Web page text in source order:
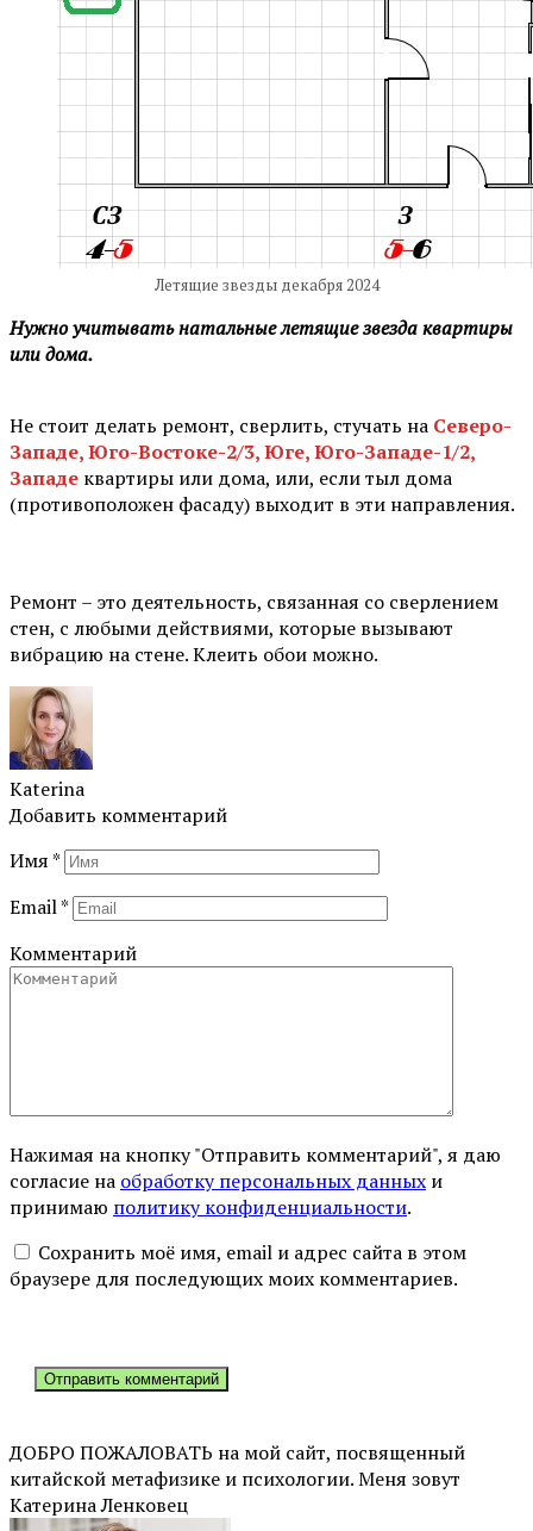
Летящие звезды декабря 2024
Нужно учитывать натальные летящие звезда квартиры
или дома.
Не стоит делать ремонт, сверлить, стучать на Северо-
Западе, Юго-Востоке-2/3, Юге, Юго-Западе-1/2,
Западе квартиры или дома, или, если тыл дома
(противоположен фасаду) выходит в эти направления.
Ремонт – это деятельность, связанная со сверлением
стен, с любыми действиями, которые вызывают
вибрацию на стене. Клеить обои можно.
Katerina
Добавить комментарий
Имя*
Email*
Комментарий
Нажимая на кнопку "Отправить комментарий", я даю
согласие на обработку персональных данных и
принимаю политику конфиденциальности.
Сохранить моё имя, email и адрес сайта в этом
браузере для последующих моих комментариев.
ДОБРО ПОЖАЛОВАТЬ на мой сайт, посвященный
китайской метафизике и психологии. Меня зовут
Катерина Ленковец